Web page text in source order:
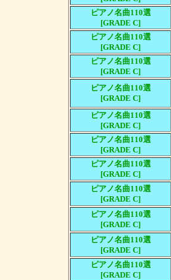
ピアノ名曲110選
[GRADE C]
ピアノ名曲110選
[GRADE C]
ピアノ名曲110選
[GRADE C]
ピアノ名曲110選
[GRADE C]
ピアノ名曲110選
[GRADE C]
ピアノ名曲110選
[GRADE C]
ピアノ名曲110選
[GRADE C]
ピアノ名曲110選
[GRADE C]
ピアノ名曲110選
[GRADE C]
ピアノ名曲110選
[GRADE C]
ピアノ名曲110選
[GRADE C]